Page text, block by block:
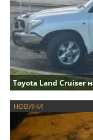
Toyota Land Cruiser
НОВИНИ